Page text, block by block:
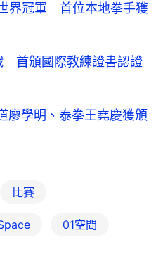
界冠軍 首位本地拳手獲
首頒國際教練證書認證
學明、泰拳王堯慶獲頒
比賽
01空間